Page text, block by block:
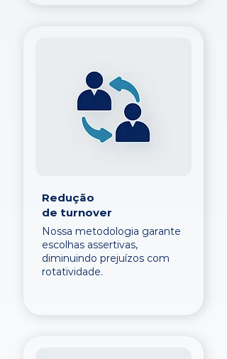
Redução
de turnover
Nossa metodologia garante
escolhas assertivas,
diminuindo prejuízos com
rotatividade.